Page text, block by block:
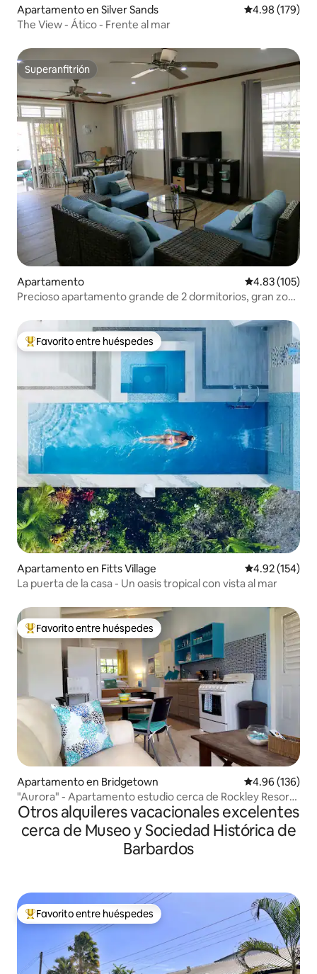
Apartamento en Silver Sands Calificación
4.98 (179)
The View - Ático - Frente al mar
Superanfitrión
Superanfitrión
Apartamento Calificación
4.83 (105)
Precioso apartamento grande de 2 dormitorios, gran zona
Favorito entre huéspedes preferido
Favorito entre huéspedes
Apartamento en Fitts Village Calificación
4.92 (154)
La puerta de la casa - Un oasis tropical con vista al mar
Favorito entre huéspedes preferido
Favorito entre huéspedes
Apartamento en Bridgetown Calificación
4.96 (136)
"Aurora" - Apartamento estudio cerca de Rockley Resort
& Beach
Otros alquileres vacacionales excelentes
cerca de Museo y Sociedad Histórica de
Barbardos
Favorito entre huéspedes preferido
Favorito entre huéspedes